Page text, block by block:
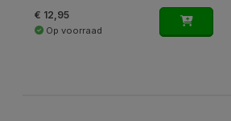
€ 12,95
Op voorraad